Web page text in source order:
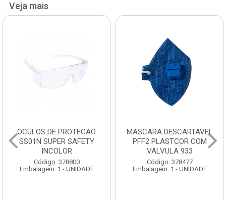
Veja mais
OCULOS DE PROTECAO
SS01N SUPER SAFETY
INCOLOR
Código: 378800
Embalagem: 1 - UNIDADE
MASCARA DESCARTAVEL
PFF2 PLASTCOR COM
VALVULA 933
Código: 378477
Embalagem: 1 - UNIDADE